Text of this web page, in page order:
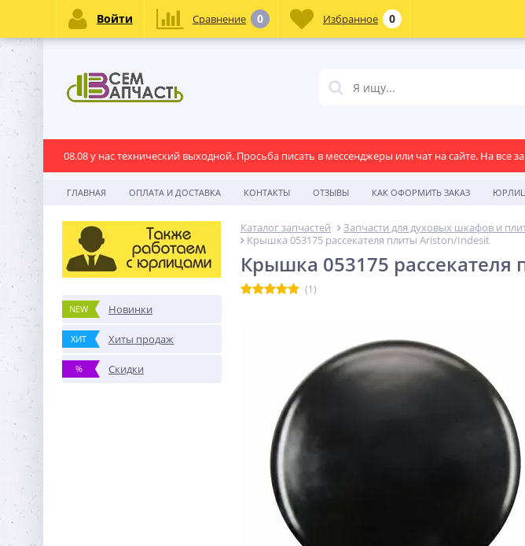
08.08 у нас технический выходной. Просьба писать в мессенджеры или чат на сайте. На все
ГЛАВНАЯ ОПЛАТА И ДОСТАВКА КОНТАКТЫ ОТЗЫВЫ КАК ОФОРМИТЬ ЗАКАЗ
NEW Новинки
ХИТ Хиты продаж
% Скидки
Каталог запчастей Запчасти для духовых шкафов и
Крышка 053175 рассекателя плиты Ariston/Indesit
Крышка 053175
(1)
Войти Сравнение 0 Избранное 0